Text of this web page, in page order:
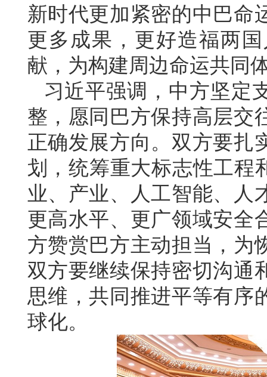
新时代更加紧密的中巴命
更多成果，更好造福两
献，为构建周边命运共同
习近平强调，中方坚定
整，愿同巴方保持高层交
正确发展方向。双方要扎
划，统筹重大标志性工程
业、产业、人工智能、人
更高水平、更广领域安全
方赞赏巴方主动担当，为
双方要继续保持密切沟通
思维，共同推进平等有序
球化。